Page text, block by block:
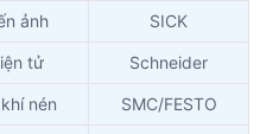
ảnh SICK
tử Schneider
nén SMC/FESTO